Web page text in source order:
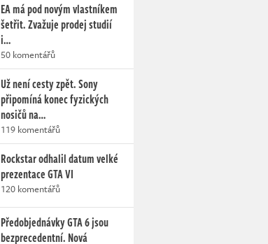
EA má pod novým vlastníkem
šetřit. Zvažuje prodej studií
i…
50 komentářů
Už není cesty zpět. Sony
připomíná konec fyzických
nosičů na…
119 komentářů
Rockstar odhalil datum velké
prezentace GTA VI
120 komentářů
Předobjednávky GTA 6 jsou
bezprecedentní. Nová